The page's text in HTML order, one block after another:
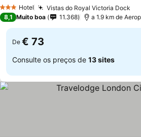
3 EstrelasHotel Vistas do Royal Victoria Dock
8,1 Muito boa 11.368 a 1.9 km de
De € 73
Consulte os preços de 13 sites